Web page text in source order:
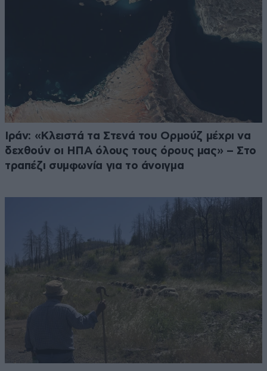
Ιράν: «Κλειστά τα Στενά του Ορμούζ μέχρι να
δεχθούν οι ΗΠΑ όλους τους όρους μας» – Στο
τραπέζι συμφωνία για το άνοιγμα